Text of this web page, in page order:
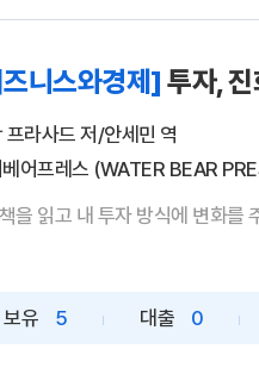
니스와경제] 투자,
프라사드 저/안세민 역
어프레스 (WATER BEAR
을 읽고 내 투자 방식에 변화를
보유 5 대출 0